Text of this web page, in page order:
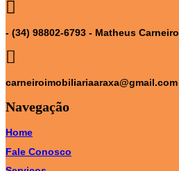
- (34) 98802-6793 - Matheus Carneiro
carneiroimobiliariaaraxa@gmail.com
Navegação
Home
Fale Conosco